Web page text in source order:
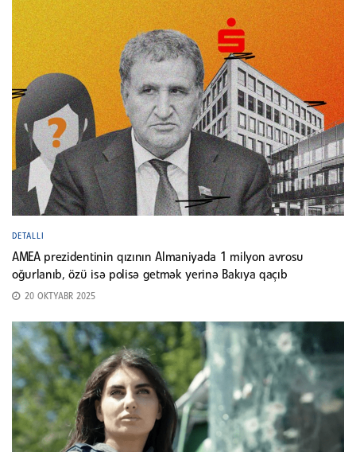
DETALLI
AMEA prezidentinin qızının Almaniyada 1 milyon avrosu
oğurlanıb, özü isə polisə getmək yerinə Bakıya qaçıb
20 OKTYABR 2025